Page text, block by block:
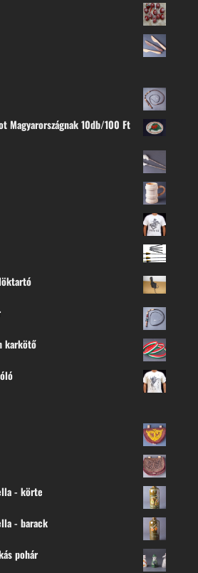
Magyarországnak 10db/100 Ft
karkötő
- körte
- barack
pohár